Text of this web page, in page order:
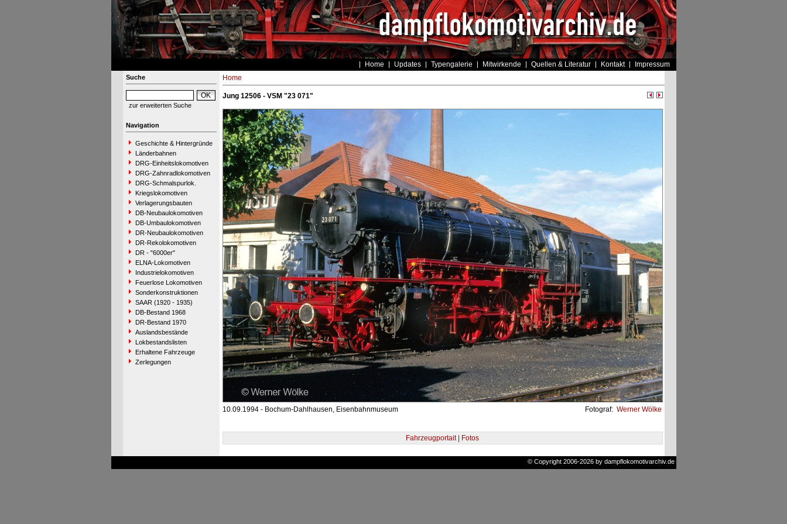
Home Updates Typengalerie Mitwirkende Quellen & Literatur Kontakt Impressum
Suche
zur erweiterten Suche
Navigation
Geschichte & Hintergründe
Länderbahnen
DRG-Einheitslokomotiven
DRG-Zahnradlokomotiven
DRG-Schmalspurlok.
Kriegslokomotiven
Verlagerungsbauten
DB-Neubaulokomotiven
DB-Umbaulokomotiven
DR-Neubaulokomotiven
DR-Rekolokomotiven
DR - "6000er"
ELNA-Lokomotiven
Industrielokomotiven
Feuerlose Lokomotiven
Sonderkonstruktionen
SAAR (1920 - 1935)
DB-Bestand 1968
DR-Bestand 1970
Auslandsbestände
Lokbestandslisten
Erhaltene Fahrzeuge
Zerlegungen
Home
Jung 12506 - VSM "23 071"
10.09.1994 - Bochum-Dahlhausen, Eisenbahnmuseum Fotograf: Werner Wölke
Fahrzeugportait | Fotos
© Copyright 2006-2026 by dampflokomotivarchiv.de